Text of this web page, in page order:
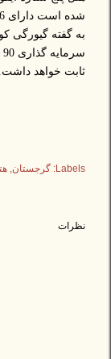
شده است دارای 416 سوئیت می باشد.
به گفته گیورگی
ثابت خواهد داشت.
Labels: گرجستان
نظرات